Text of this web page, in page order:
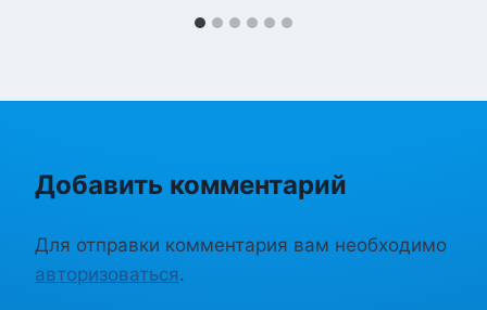
Добавить комментарий
Для отправки комментария вам необходимо
авторизоваться.